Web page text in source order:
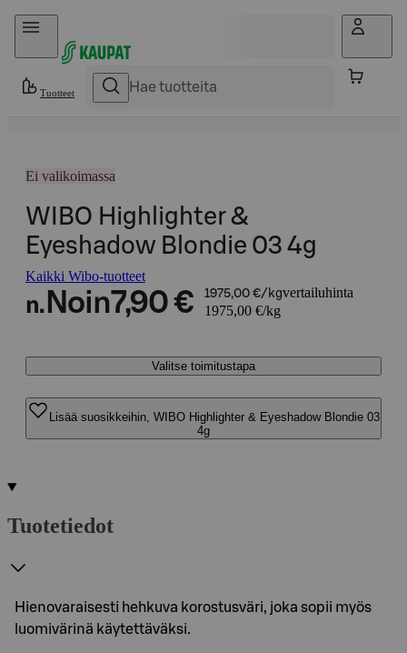
Hyppää sisältöön
Tuotteet
Ei valikoimassa
WIBO Highlighter &
Eyeshadow Blondie 03 4g
Kaikki Wibo-tuotteet
n. Noin7,90 € 1975,00 €/kgvertailuhinta
1975,00 €/kg
Valitse toimitustapa
Lisää suosikkeihin, WIBO Highlighter & Eyeshadow Blondie 03
4g
Tuotetiedot
Hienovaraisesti hehkuva korostusväri, joka sopii myös
luomivärinä käytettäväksi.